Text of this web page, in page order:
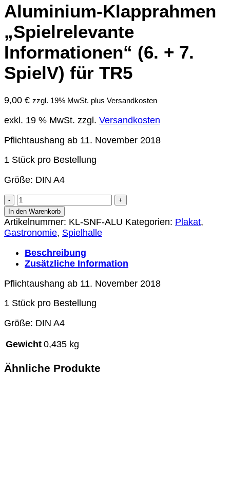
Aluminium-Klapprahmen
„Spielrelevante
Informationen“ (6. + 7.
SpielV) für TR5
9,00 € zzgl. 19% MwSt. plus Versandkosten
exkl. 19 % MwSt. zzgl. Versandkosten
Pflichtaushang ab 11. November 2018
1 Stück pro Bestellung
Größe: DIN A4
Aluminium-
Klapprahmen
„Spielrelevante
Informationen“
+
7.
für
Menge
In den Warenkorb
Artikelnummer: KL-SNF-ALU Kategorien: Plakat,
Gastronomie, Spielhalle
Beschreibung
Zusätzliche Information
Pflichtaushang ab 11. November 2018
1 Stück pro Bestellung
Größe: DIN A4
Gewicht 0,435 kg
Ähnliche Produkte